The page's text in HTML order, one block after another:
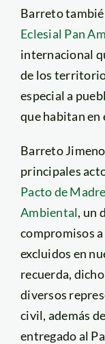
Barreto
Eclesial Pan
internacional
de los
especial a
que habitan
Barreto
principales
Pacto de
Ambiental, un
compromisos
excluidos en
recuerda,
diversos
civil, además
entregado al